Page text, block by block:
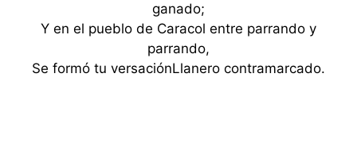
ganado;
Y en el pueblo de Caracol entre parrando y
parrando,
Se formó tu versaciónLlanero contramarcado.